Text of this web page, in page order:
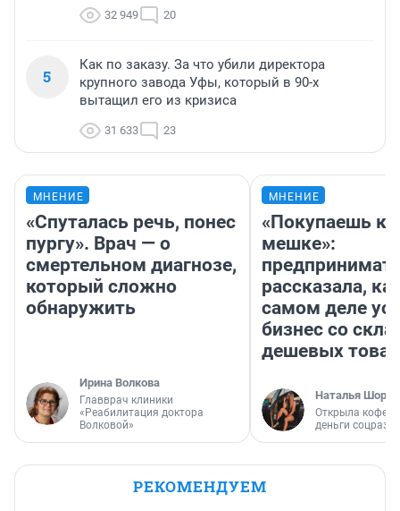
32 949 20
5
Как по заказу. За что убили директора
крупного завода Уфы, который в 90-х
вытащил его из кризиса
31 633 23
МНЕНИЕ
«Спуталась речь, понес
пургу». Врач — о
смертельном диагнозе,
который сложно
обнаружить
Ирина Волкова
Главврач клиники
«Реабилитация доктора
Волковой»
МНЕНИЕ
«Покупаешь
мешке»:
рассказала,
самом деле
бизнес со
дешевых
Наталья
Открыла
деньги
РЕКОМЕНДУЕМ